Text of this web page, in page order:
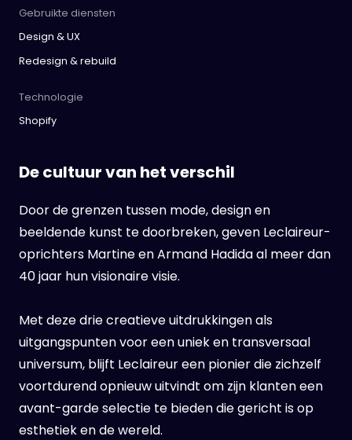
Gebruikte diensten
Design & UX
Redesign & rebuild
Technologie
Shopify
De cultuur van het verschil
Door de grenzen tussen mode, design en
beeldende kunst te doorbreken, geven Leclaireur-
oprichters Martine en Armand Hadida al meer dan
40 jaar hun visionaire visie.
Met deze drie creatieve uitdrukkingen als
uitgangspunten voor een uniek en transversaal
universum, blijft Leclaireur een pionier die zichzelf
voortdurend opnieuw uitvindt om zijn klanten een
avant-garde selectie te bieden die gericht is op
esthetiek en de wereld.